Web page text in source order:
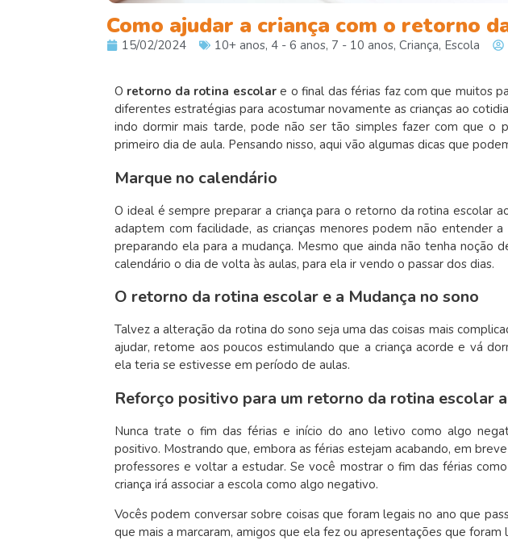
Como ajudar a criança com o retorno
15/02/2024 10+ anos, 4 - 6 anos, 7 - 10 anos, Criança, Escola
O retorno da rotina escolare o final das férias faz com que muitos
diferentes estratégias para acostumar novamente as crianças ao
indo dormir mais tarde, pode não ser tão simples fazer com que o
primeiro dia de aula. Pensando nisso, aqui vão algumas dicas que
Marque no calendário
O ideal é sempre preparar a criança para o retorno da rotina escolar
adaptem com facilidade, as crianças menores podem não entender
preparando ela para a mudança. Mesmo que ainda não tenha noção
calendário o dia de volta às aulas, para ela ir vendo o passar dos dias.
O retorno da rotina escolar e a Mudança no sono
Talvez a alteração da rotina do sono seja uma das coisas mais
ajudar, retome aos poucos estimulando que a criança acorde e vá
ela teria se estivesse em período de aulas.
Reforço positivo para um retorno da rotina escolar
Nunca trate o fim das férias e início do ano letivo como algo
positivo. Mostrando que, embora as férias estejam acabando, em
professores e voltar a estudar. Se você mostrar o fim das férias
criança irá associar a escola como algo negativo.
Vocês podem conversar sobre coisas que foram legais no ano que
que mais a marcaram, amigos que ela fez ou apresentações que foram